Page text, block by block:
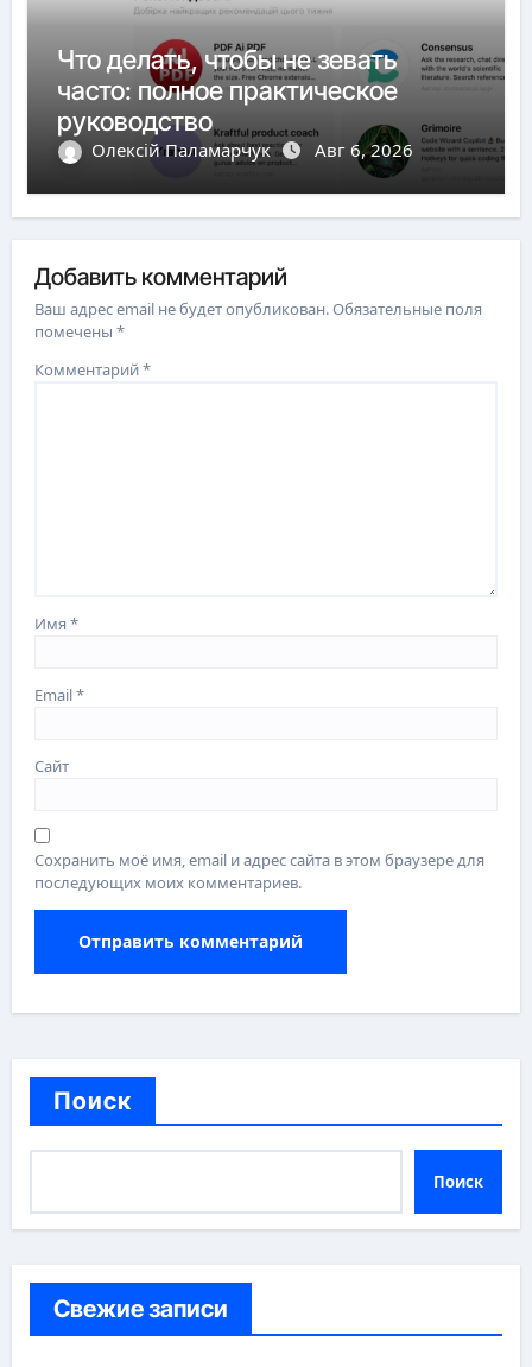
Что делать, чтобы не зевать
часто: полное практическое
руководство
Олексій Паламарчук Авг 6, 2026
Добавить комментарий
Ваш адрес email не будет опубликован.Обязательные поля
помечены*
Комментарий*
Имя*
Email*
Сайт
Сохранить моё имя, email и адрес сайта в этом браузере для
последующих моих комментариев.
Поиск
Поиск
Свежие записи